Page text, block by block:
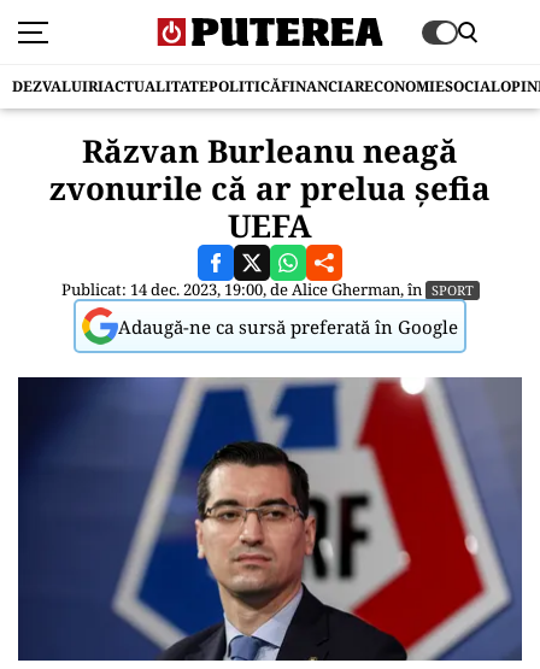
DEZVALUIRIACTUALITATEPOLITICĂFINANCIARECONOMIESOCIAL
Răzvan Burleanu neagă
zvonurile că ar prelua șefia
UEFA
Publicat: 14 dec. 2023, 19:00, deAlice Gherman, în SPORT
Adaugă-ne ca sursă preferată în Google